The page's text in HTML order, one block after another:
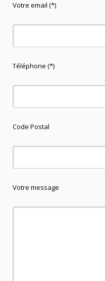
Votre email (*)
Téléphone (*)
Code Postal
Votre message